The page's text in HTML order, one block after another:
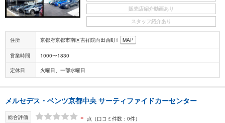
販売店紹介動画あり
スタッフ紹介あり
住所 京都府京都市南区吉祥院向田西町1 MAP
営業時間 1000〜1830
定休日 火曜日、一部水曜日
メルセデス・ベンツ京都中央 サーティファイドカーセンター
総合評価 - 点 （口コミ件数：0件）